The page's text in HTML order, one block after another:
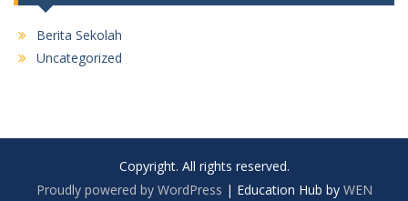
Berita Sekolah
Uncategorized
Copyright. All rights reserved.
Proudly powered by WordPress | Education Hub by WEN